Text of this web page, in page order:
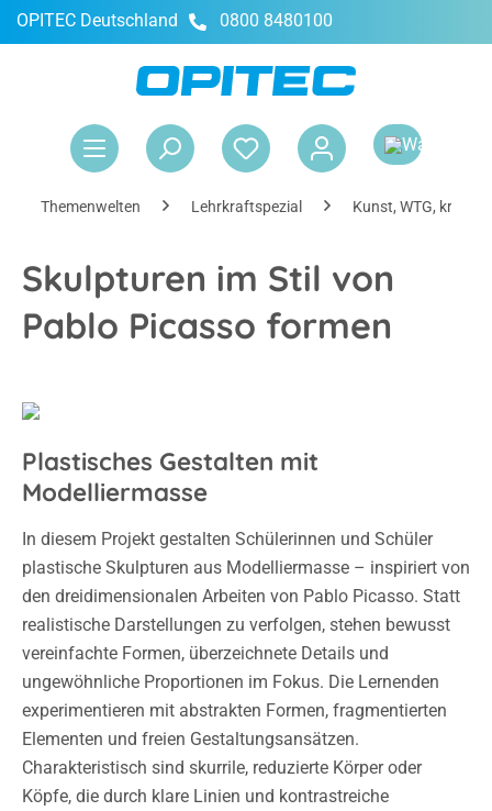
springen
OPITEC Deutschland 0800 8480100
Themenwelten Lehrkraftspezial Kunst, WTG,
Skulpturen im Stil von
Pablo Picasso formen
Plastisches Gestalten mit
Modelliermasse
In diesem Projekt gestalten Schülerinnen und Schüler
plastische Skulpturen aus Modelliermasse – inspiriert von
den dreidimensionalen Arbeiten von Pablo Picasso. Statt
realistische Darstellungen zu verfolgen, stehen bewusst
vereinfachte Formen, überzeichnete Details und
ungewöhnliche Proportionen im Fokus. Die Lernenden
experimentieren mit abstrakten Formen, fragmentierten
Elementen und freien Gestaltungsansätzen.
Charakteristisch sind skurrile, reduzierte Körper oder
Köpfe, die durch klare Linien und kontrastreiche